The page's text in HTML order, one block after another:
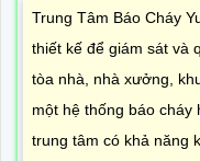
Trung Tâm Báo Cháy
thiết kế để giám sát và
tòa nhà, nhà xưởng,
một hệ thống báo cháy
trung tâm có khả năng